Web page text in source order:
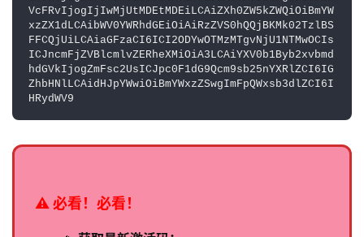
VcFRvIjogIjIwMjUtMDEtMDEiLCAiZXh0ZW5kZWQiOiBmYW
xzZX1dLCAibWV0YWRhdGEiOiAiRzZVS0hQQjBKMk02TzlBS
FFCQjUiLCAiaGFzaCI6ICI2ODYwOTMzMTgvNjU1NTMwOCIs
ICJncmFjZVBlcmlvZERheXMiOiA3LCAiYXV0b1Byb2xvbmd
hdGVkIjogZmFsc2UsICJpc0F1dG9Qcm9sb25nYXRlZCI6IG
ZhbHNlLCAidHJpYWwiOiBmYWxzZSwgImFpQWxsb3dlZCI6I
HRydWV9
⚠️ 必看！必看！